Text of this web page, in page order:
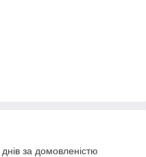
за домовленістю